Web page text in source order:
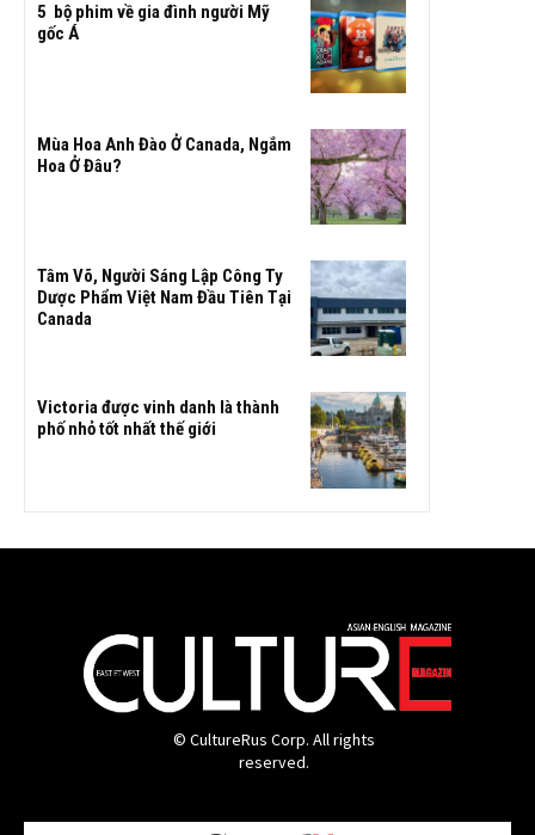
5 bộ phim về gia đình người Mỹ
gốc Á
Mùa Hoa Anh Đào Ở Canada, Ngắm
Hoa Ở Đâu?
Tâm Võ, Người Sáng Lập Công Ty
Dược Phẩm Việt Nam Đầu Tiên Tại
Canada
Victoria được vinh danh là thành
phố nhỏ tốt nhất thế giới
© CultureRus Corp. All rights
reserved.